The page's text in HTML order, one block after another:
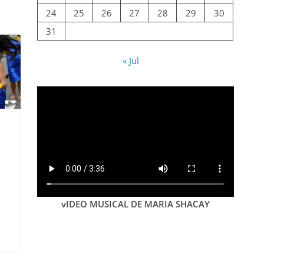
24
25 26 27 28 29
30
31
« Jul
vIDEO MUSICAL DE MARIA SHACAY